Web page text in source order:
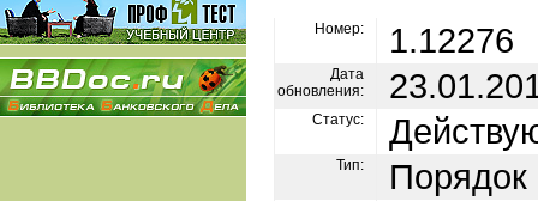
Номер: 1.12276
Дата
обновления:
Статус:
Тип: Порядок